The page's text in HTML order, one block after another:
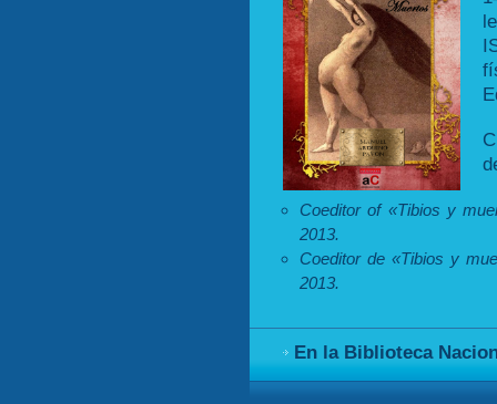
Coeditor of «Tibios y
2013.
Coeditor de «Tibios y
2013.
En la Biblioteca